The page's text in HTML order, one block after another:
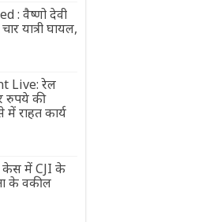
: वैष्णो देवी
यात्री घायल,
Live: रेल
रुपये की
में राहत कार्य
केस में CJI के
के वकील